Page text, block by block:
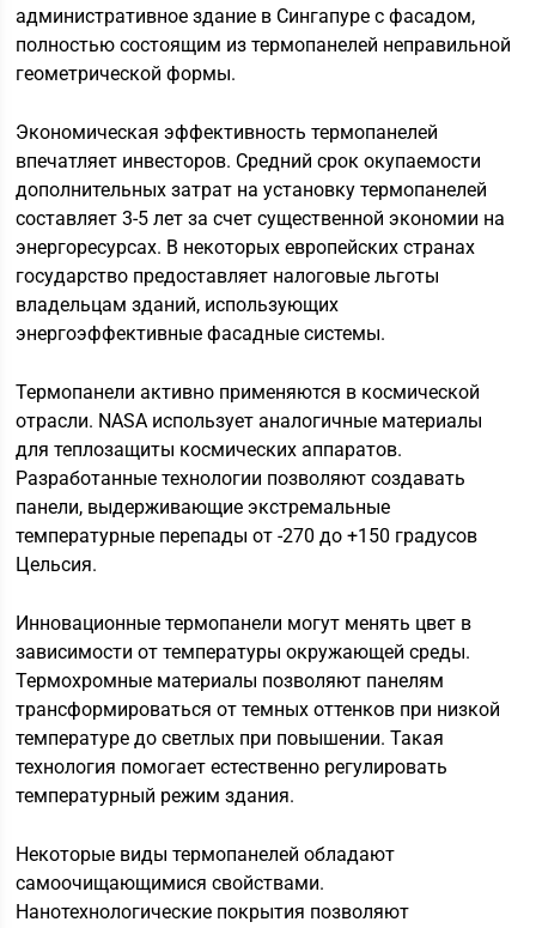
административное здание в Сингапуре с фасадом,
полностью состоящим из термопанелей неправильной
геометрической формы.
Экономическая эффективность термопанелей
впечатляет инвесторов. Средний срок окупаемости
дополнительных затрат на установку термопанелей
составляет 3-5 лет за счет существенной экономии на
энергоресурсах. В некоторых европейских странах
государство предоставляет налоговые льготы
владельцам зданий, использующих
энергоэффективные фасадные системы.
Термопанели активно применяются в космической
отрасли. NASA использует аналогичные материалы
для теплозащиты космических аппаратов.
Разработанные технологии позволяют создавать
панели, выдерживающие экстремальные
температурные перепады от -270 до +150 градусов
Цельсия.
Инновационные термопанели могут менять цвет в
зависимости от температуры окружающей среды.
Термохромные материалы позволяют панелям
трансформироваться от темных оттенков при низкой
температуре до светлых при повышении. Такая
технология помогает естественно регулировать
температурный режим здания.
Некоторые виды термопанелей обладают
самоочищающимися свойствами.
Нанотехнологические покрытия позволяют